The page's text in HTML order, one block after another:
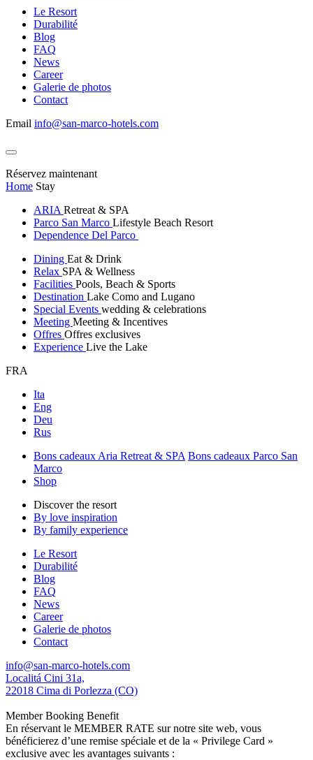
Le Resort
Durabilité
Blog
FAQ
News
Career
Galerie de photos
Contact
Email info@san-marco-hotels.com
Réservez maintenant
Home Stay
ARIA Retreat & SPA
Parco San Marco Lifestyle Beach Resort
Dependence Del Parco
Dining Eat & Drink
Relax SPA & Wellness
Facilities Pools, Beach & Sports
Destination Lake Como and Lugano
Special Events wedding & celebrations
Meeting Meeting & Incentives
Offres Offres exclusives
Experience Live the Lake
FRA
Ita
Eng
Deu
Rus
Bons cadeaux Aria Retreat & SPA Bons cadeaux Parco San
Marco
Shop
Discover the resort
By love inspiration
By family experience
Le Resort
Durabilité
Blog
FAQ
News
Career
Galerie de photos
Contact
info@san-marco-hotels.com
Localitá Cini 31a,
22018 Cima di Porlezza (CO)
Member Booking Benefit
En réservant le MEMBER RATE sur notre site web, vous
bénéficierez d’une remise spéciale et de la « Privilege Card »
exclusive avec les avantages suivants :